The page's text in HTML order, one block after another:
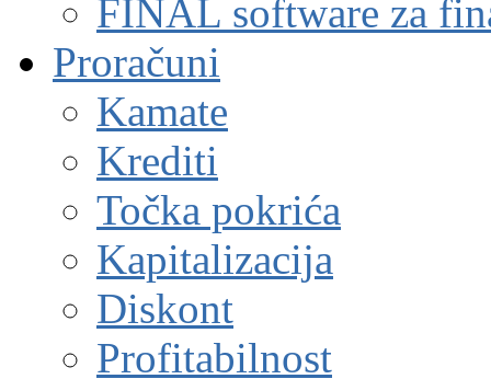
FINAL software za
Proračuni
Kamate
Krediti
Točka pokrića
Kapitalizacija
Diskont
Profitabilnost